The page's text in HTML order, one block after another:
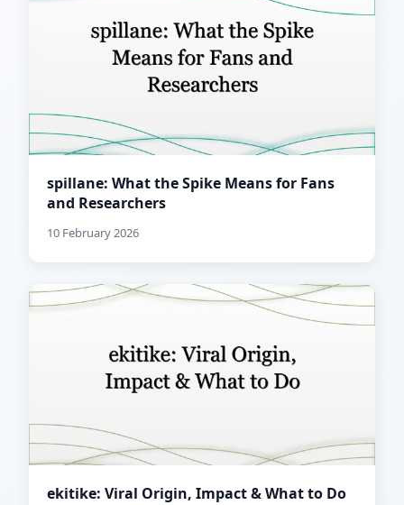
spillane: What the Spike Means for Fans
and Researchers
10 February 2026
ekitike: Viral Origin, Impact & What to Do